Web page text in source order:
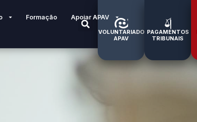
Formação Apoiar APAV
VOLUNTARIADO
APAV
PAGAMENTOS
TRIBUNAIS